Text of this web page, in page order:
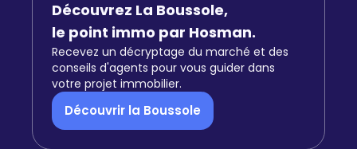
Découvrez La Boussole,
le point immo par Hosman.
Recevez un décryptage du marché et des
conseils d'agents pour vous guider dans
votre projet immobilier.
Découvrir la Boussole